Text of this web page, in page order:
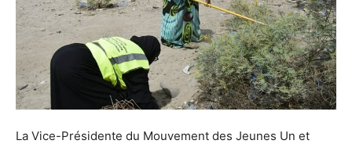
La Vice-Présidente du Mouvement des Jeunes Un et